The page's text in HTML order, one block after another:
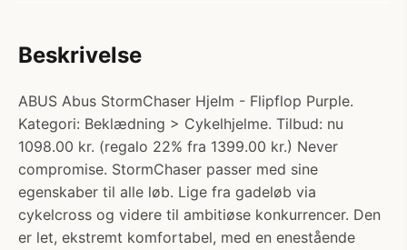
Beskrivelse
ABUS Abus StormChaser Hjelm - Flipflop Purple.
Kategori: Beklædning > Cykelhjelme. Tilbud: nu
1098.00 kr. (regalo 22% fra 1399.00 kr.) Never
compromise. StormChaser passer med sine
egenskaber til alle løb. Lige fra gadeløb via
cykelcross og videre til ambitiøse konkurrencer. Den
er let, ekstremt komfortabel, med en enestående